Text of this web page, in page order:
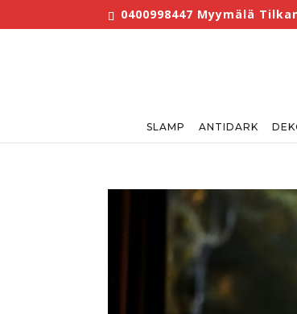
0400998447 Myymälä
SLAMP ANTIDARK